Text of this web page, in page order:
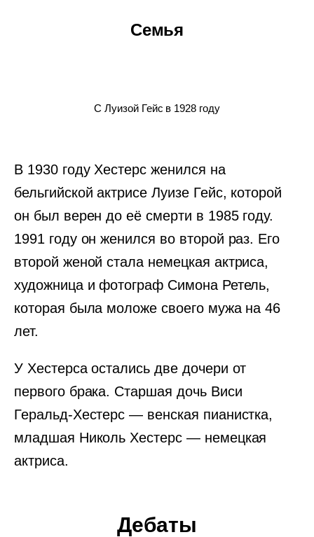
Семья
С Луизой Гейс в 1928 году
В 1930 году Хестерс женился на
бельгийской актрисе Луизе Гейс, которой
он был верен до её смерти в 1985 году.
1991 году он женился во второй раз. Его
второй женой стала немецкая актриса,
художница и фотограф Симона Ретель,
которая была моложе своего мужа на 46
лет.
У Хестерса остались две дочери от
первого брака. Старшая дочь Виси
Геральд-Хестерс — венская пианистка,
младшая Николь Хестерс — немецкая
актриса.
Дебаты